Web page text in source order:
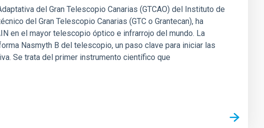
del Gran Telescopio Canarias (GTCAO) del Instituto de
del Gran Telescopio Canarias (GTC o Grantecan), ha
en el mayor telescopio óptico e infrarrojo del mundo. La
Nasmyth B del telescopio, un paso clave para iniciar las
Se trata del primer instrumento científico que